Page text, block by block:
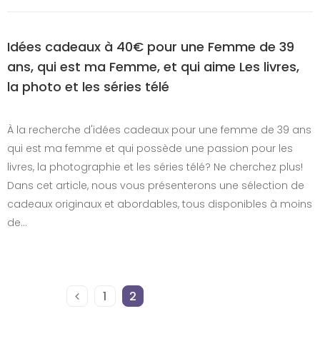
Idées cadeaux à 40€ pour une Femme de 39
ans, qui est ma Femme, et qui aime Les livres,
la photo et les séries télé
À la recherche d'idées cadeaux pour une femme de 39 ans
qui est ma femme et qui possède une passion pour les
livres, la photographie et les séries télé? Ne cherchez plus!
Dans cet article, nous vous présenterons une sélection de
cadeaux originaux et abordables, tous disponibles à moins
de…
1 2